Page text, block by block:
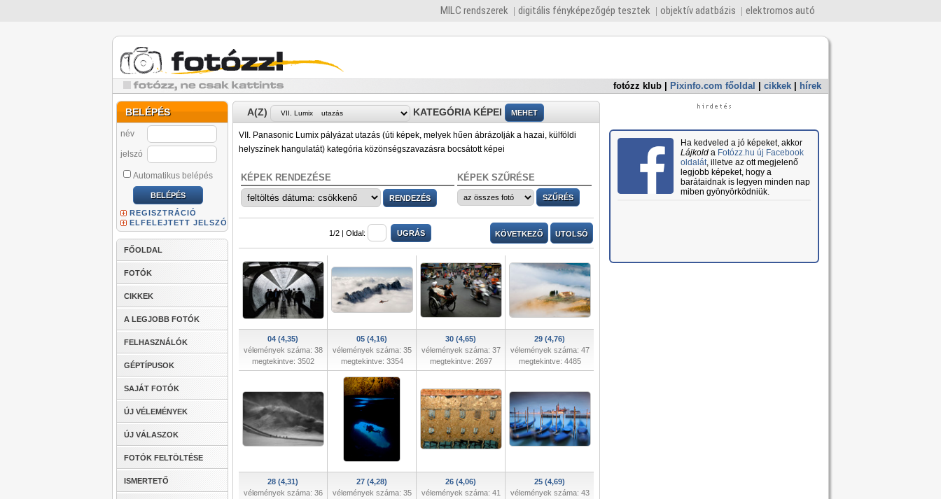
MILC rendszerek digitális fényképezőgép tesztek objektív adatbázis elektromos autó
fotózz klub Pixinfo.com főoldal cikkek hírek
BELÉPÉS
név
jelszó
Automatikus belépés
REGISZTRÁCIÓ
ELFELEJTETT JELSZÓ
FŐOLDAL
FOTÓK
CIKKEK
A LEGJOBB FOTÓK
FELHASZNÁLÓK
GÉPTÍPUSOK
SAJÁT FOTÓK
ÚJ VÉLEMÉNYEK
ÚJ VÁLASZOK
FOTÓK FELTÖLTÉSE
ISMERTETŐ
A(Z) KATEGÓRIA KÉPEI
VII. Panasonic Lumix pályázat utazás (úti képek, melyek hűen ábrázolják a hazai, külföldi
helyszínek hangulatát) kategória közönségszavazásra bocsátott képei
KÉPEK RENDEZÉSE KÉPEK SZŰRÉSE
1/2 | Oldal: KÖVETKEZŐ UTOLSÓ
04 (4,35)
vélemények száma: 38
megtekintve: 3502
05 (4,16)
vélemények száma: 35
megtekintve: 3354
30 (4,65)
vélemények száma: 37
megtekintve: 2697
29 (4,76)
vélemények száma: 47
megtekintve: 4485
28 (4,31)
vélemények száma: 36
27 (4,28)
vélemények száma: 35
26 (4,06)
vélemények száma: 41
25 (4,69)
vélemények száma: 43
Ha kedveled a jó képeket, akkor
Lájkolda Fotózz.hu új Facebook
oldalát, illetve az ott megjelenő
legjobb képeket, hogy a
barátaidnak is legyen minden nap
miben gyönyörködniük.